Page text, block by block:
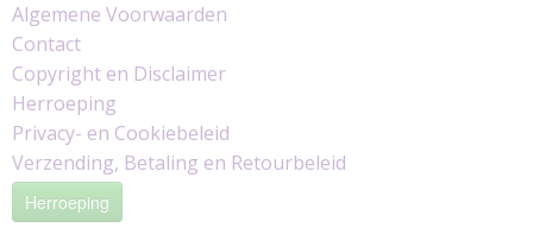
Algemene Voorwaarden
Contact
Copyright en Disclaimer
Herroeping
Privacy- en Cookiebeleid
Verzending, Betaling en Retourbeleid
Herroeping